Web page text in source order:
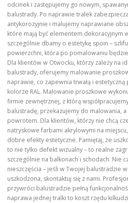
odcinek i zastępujemy go nowym,
balustrady. Po naprawie tralek
antykorozyjnie i malujemy naprawiane
które mają być elementem dekoracyjnym
szczególnie dbamy o estetykę spoin –
powierzchni, która po pomalowaniu
Dla klientów w Otwocku, którzy zależy na
balustrady, oferujemy malowanie
naprawie, co zapewnia trwałą i estetyczną
kolorze RAL. Malowanie proszkowe
firmie zewnętrznej, z którą
balustradę, przekazujemy do malowania,
powrotem. Dla klientów, którzy nie chcą
natryskowe farbami akrylowymi na
dobre efekty estetyczne. Pamiętaj, że
to nie tylko defekt wizualny – to realne
szczególnie na balkonach i schodach. Nie
nieszczęścia – jeśli w Twojej balustradzie
uszkodzona, skontaktuj się z nami.
przywróci balustradzie pełną
naprawa jednej tralki to koszt rzędu